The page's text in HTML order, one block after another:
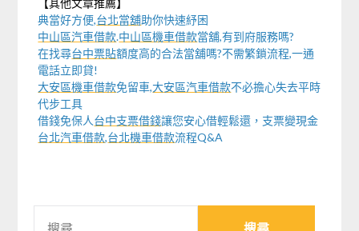
【其他文章推薦】
典當好方便,台北當舖助你快速紓困
中山區汽車借款.中山區機車借款當舖,有到府服務嗎?
在找尋台中票貼額度高的合法當舖嗎?不需繁鎖流程,一通
電話立即貸!
大安區機車借款免留車,大安區汽車借款不必擔心失去平時
代步工具
借錢免保人台中支票借錢讓您安心借輕鬆還，支票變現金
台北汽車借款,台北機車借款流程Q&A